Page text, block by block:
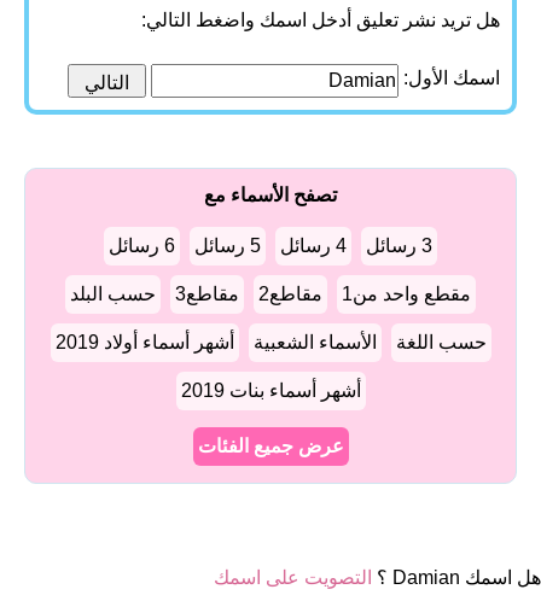
هل تريد نشر تعليق أدخل اسمك واضغط التالي:
اسمك الأول:
تصفح الأسماء مع
3 رسائل 4 رسائل 5 رسائل 6 رسائل
مقطع واحد من1 مقاطع2 مقاطع3 حسب البلد
حسب اللغة الأسماء الشعبية أشهر أسماء أولاد 2019
أشهر أسماء بنات 2019
عرض جميع الفئات
هل اسمك Damian ؟ التصويت على اسمك